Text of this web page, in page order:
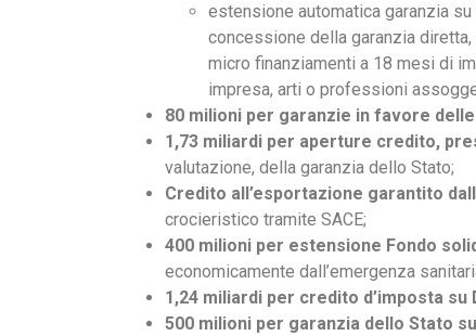
estensione automatica garanzia
concessione della garanzia
micro finanziamenti a 18 mesi di
impresa, arti o professioni
80 milioni per garanzie in favore
1,73 miliardi per aperture credito,
valutazione, della garanzia dello Stato;
Credito all’esportazione garantito
crocieristico tramite SACE;
400 milioni per estensione Fondo
economicamente dall’emergenza
1,24 miliardi per credito d’imposta su
500 milioni per garanzia dello Stato